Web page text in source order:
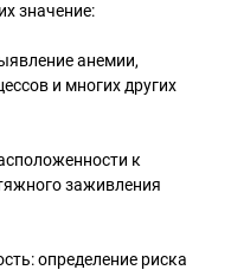
значение:
анемии,
и многих других
к
заживления
определение риска